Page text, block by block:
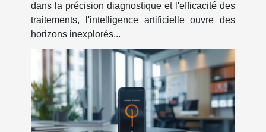
dans la précision diagnostique et l'efficacité des
traitements, l'intelligence artificielle ouvre des
horizons inexplorés...